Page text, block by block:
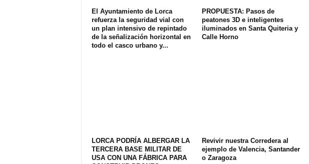
El Ayuntamiento de Lorca
refuerza la seguridad vial con
un plan intensivo de repintado
de la señalización horizontal en
todo el casco urbano y...
PROPUESTA: Pasos de
peatones 3D e inteligentes
iluminados en Santa Quiteria y
Calle Horno
LORCA PODRÍA ALBERGAR LA
TERCERA BASE MILITAR DE
USA CON UNA FÁBRICA PARA
Revivir nuestra Corredera al
ejemplo de Valencia, Santander
o Zaragoza